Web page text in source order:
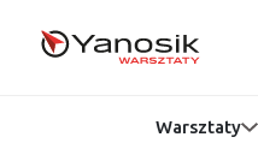
Warsztaty